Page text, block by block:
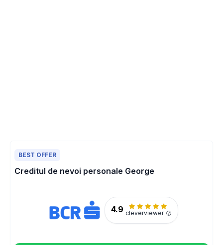
BEST OFFER
Creditul de nevoi personale George
4.9 cleverviewer